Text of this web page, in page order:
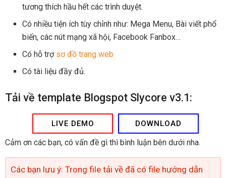
tương thích hầu hết các trình duyệt.
Có nhiều tiện ích tùy chỉnh như: Mega Menu, Bài viết phổ
biến, các nút mạng xã hội, Facebook Fanbox…
Có hỗ trợ sơ đồ trang web
Có tài liệu đầy đủ.
Tải về template Blogspot Slycore v3.1:
LIVE DEMO DOWNLOAD
Cảm ơn các bạn, có vấn đề gì thì bình luận bên dưới nha.
Các bạn lưu ý: Trong file tải về đã có file hướng dẫn